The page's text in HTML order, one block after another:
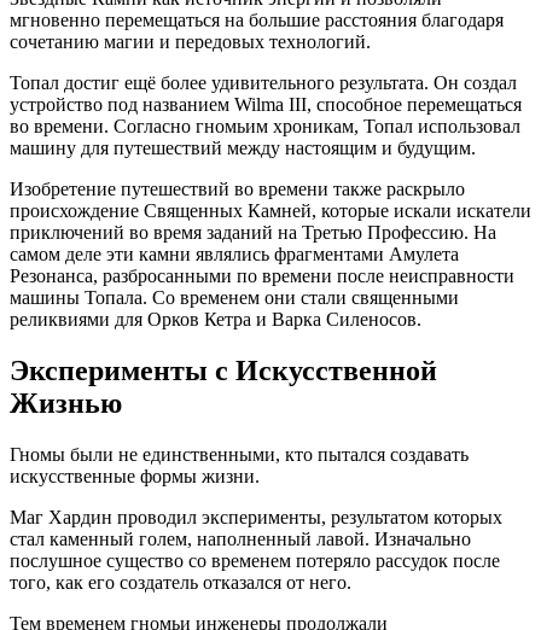
мгновенно перемещаться на большие расстояния благодаря
сочетанию магии и передовых технологий.
Топал достиг ещё более удивительного результата. Он создал
устройство под названием Wilma III, способное перемещаться
во времени. Согласно гномьим хроникам, Топал использовал
машину для путешествий между настоящим и будущим.
Изобретение путешествий во времени также раскрыло
происхождение Священных Камней, которые искали искатели
приключений во время заданий на Третью Профессию. На
самом деле эти камни являлись фрагментами Амулета
Резонанса, разбросанными по времени после неисправности
машины Топала. Со временем они стали священными
реликвиями для Орков Кетра и Варка Силеносов.
Эксперименты с Искусственной
Жизнью
Гномы были не единственными, кто пытался создавать
искусственные формы жизни.
Маг Хардин проводил эксперименты, результатом которых
стал каменный голем, наполненный лавой. Изначально
послушное существо со временем потеряло рассудок после
того, как его создатель отказался от него.
Тем временем гномьи инженеры продолжали